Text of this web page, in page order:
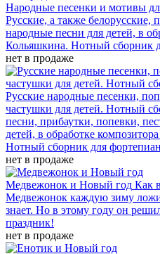
Народные песенки и мотивы
Русские, а также белорусские,
народные песни для детей, в
Кольяшкина. Нотный сборник
нет в продаже
Русские народные песенки,
частушки для детей. Нотный
песни, прибаутки, попевки,
детей, в обработке
Нотный сборник для
нет в продаже
Медвежонок и Новый год Как
Медвежонок каждую зиму
знает. Но в этому году он
праздник!
нет в продаже